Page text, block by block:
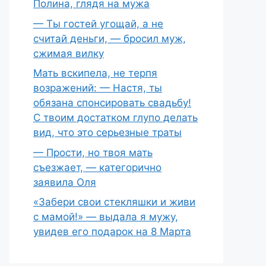
Полина, глядя на мужа
— Ты гостей угощай, а не
считай деньги, — бросил муж,
сжимая вилку
Мать вскипела, не терпя
возражений: — Настя, ты
обязана спонсировать свадьбу!
С твоим достатком глупо делать
вид, что это серьезные траты
— Прости, но твоя мать
съезжает, — категорично
заявила Оля
«Забери свои стекляшки и живи
с мамой!» — выдала я мужу,
увидев его подарок на 8 Марта